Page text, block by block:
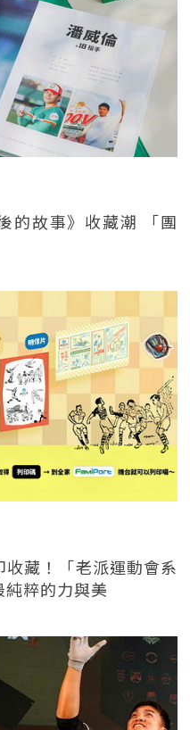
的故事》收藏潮 「團
藏！「老派運動會系
粹的力與美